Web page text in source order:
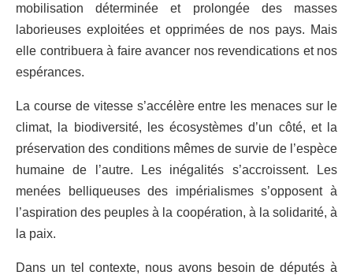
mobilisation déterminée et prolongée des masses
laborieuses exploitées et opprimées de nos pays. Mais
elle contribuera à faire avancer nos revendications et nos
espérances.
La course de vitesse s’accélère entre les menaces sur le
climat, la biodiversité, les écosystèmes d’un côté, et la
préservation des conditions mêmesde survie de l ’espèce
humaine de l’autre. Les inégalités s’accroissent. Les
menées belliqueuses des impérialismes s’opposent à
l’aspiration des peuples à la coopération, à la solidarité, à
la paix.
Dans un tel contexte, nous avons besoin de députés à